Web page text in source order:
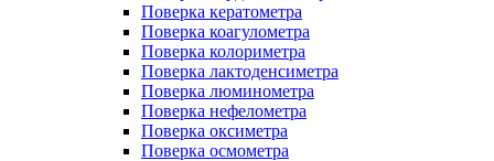
Поверка кератометра
Поверка коагулометра
Поверка колориметра
Поверка лактоденсиметра
Поверка люминометра
Поверка нефелометра
Поверка оксиметра
Поверка осмометра